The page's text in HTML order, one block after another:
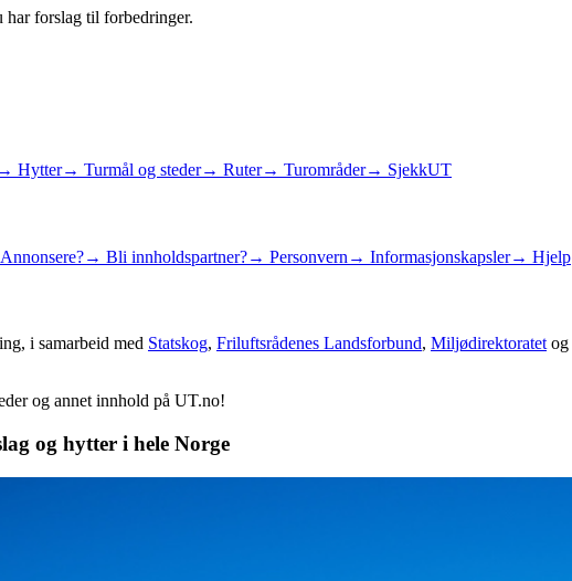
forslag til forbedringer.
→ Hytter→ Turmål og steder→ Ruter→ Turområder→ SjekkUT
→ Bli innholdspartner?→ Personvern → Informasjonskapsler→ Hjelp
i samarbeid med Statskog, Friluftsrådenes Landsforbund, Miljødirektoratet og
og annet innhold på UT.no!
og hytter i hele Norge